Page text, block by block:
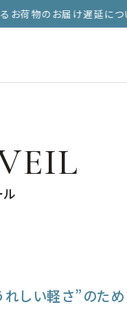
荷物のお届け遅延について
れしい軽さ”のた